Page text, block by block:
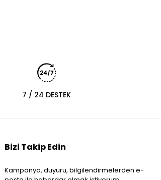
7 / 24 DESTEK
Bizi Takip Edin
Kampanya, duyuru, bilgilendirmelerden e-